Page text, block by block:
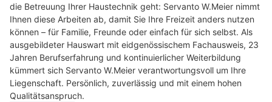
die Betreuung Ihrer Haustechnik geht: Servanto W.Meier nimmt
Ihnen diese Arbeiten ab, damit Sie Ihre Freizeit anders nutzen
können – für Familie, Freunde oder einfach für sich selbst. Als
ausgebildeter Hauswart mit eidgenössischem Fachausweis, 23
Jahren Berufserfahrung und kontinuierlicher Weiterbildung
kümmert sich Servanto W.Meier verantwortungsvoll um Ihre
Liegenschaft. Persönlich, zuverlässig und mit einem hohen
Qualitätsanspruch.